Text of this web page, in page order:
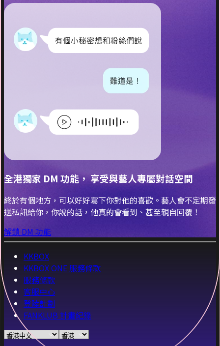
全港獨家 DM 功能， 享受與藝人專屬對話空間
終於有個地方，可以好好寫下你對他的喜歡。藝人會不定期發
送私訊給你，你說的話，他真的會看到、甚至親自回覆！
解鎖 DM 功能
KKBOX
KKBOX ONE 服務條款
服務條款
客服中心
登陸計劃
FANKLUB 計畫紀錄